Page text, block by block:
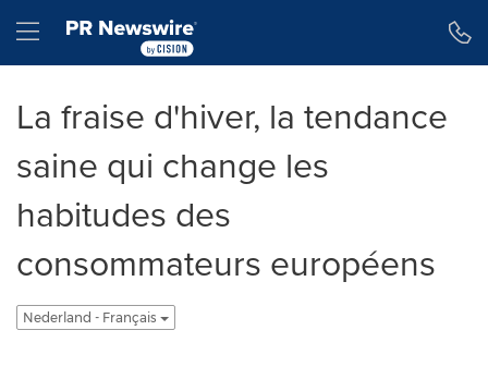
Hamburger menu
La fraise d'hiver, la tendance
saine qui change les
habitudes des
consommateurs européens
Nederland - Français